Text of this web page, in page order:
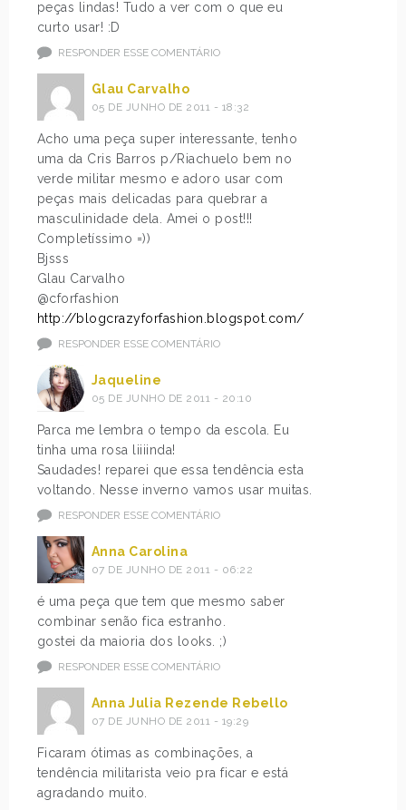
peças lindas! Tudo a ver com o que eu
curto usar! :D
RESPONDER ESSE COMENTÁRIO
Glau Carvalho
05 DE JUNHO DE 2011 - 18:32
Acho uma peça super interessante, tenho
uma da Cris Barros p/Riachuelo bem no
verde militar mesmo e adoro usar com
peças mais delicadas para quebrar a
masculinidade dela. Amei o post!!!
Completíssimo =))
Bjsss
Glau Carvalho
@cforfashion
http://blogcrazyforfashion.blogspot.com/
RESPONDER ESSE COMENTÁRIO
Jaqueline
05 DE JUNHO DE 2011 - 20:10
Parca me lembra o tempo da escola. Eu
tinha uma rosa liiiinda!
Saudades! reparei que essa tendência esta
voltando. Nesse inverno vamos usar muitas.
RESPONDER ESSE COMENTÁRIO
Anna Carolina
07 DE JUNHO DE 2011 - 06:22
é uma peça que tem que mesmo saber
combinar senão fica estranho.
gostei da maioria dos looks. ;)
RESPONDER ESSE COMENTÁRIO
Anna Julia Rezende Rebello
07 DE JUNHO DE 2011 - 19:29
Ficaram ótimas as combinações, a
tendência militarista veio pra ficar e está
agradando muito.